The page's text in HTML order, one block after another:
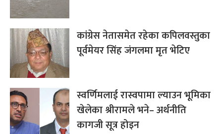
कांग्रेस नेतासमेत रहेका कपिलवस्तुका
पूर्वमेयर सिंह जंगलमा मृत भेटिए
स्वर्णिमलाई रास्वपामा ल्याउन भूमिका
खेलेका श्रीरामले भने– अर्थनीति
कागजी सूत्र होइन